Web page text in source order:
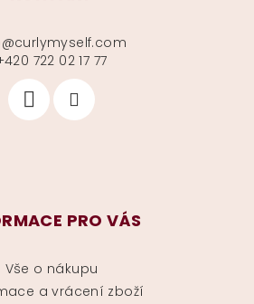
@curlymyself.com
722 02 17 77
PRO VÁS
Vše o nákupu
a vrácení zboží